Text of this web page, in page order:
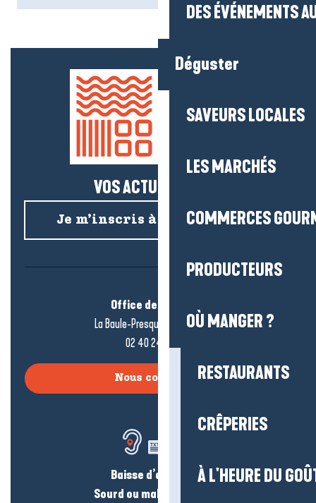
DES ÉVÉNEMENTS
Déguster
SAVEURS LOCALES
LES MARCHÉS
COMMERCES
PRODUCTEURS
OÙ MANGER ?
RESTAURANTS
CRÊPERIES
À L'HEURE DU
VOS ACTUS SALÉES !
Je m’inscris à la newsletter
Office de tourisme
La Baule-Presqu’île de Guérande
02 40 24 34 44
Nous contacter
Baisse d’audition ?
Sourd ou malentendant ?